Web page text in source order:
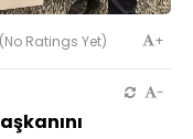
(No Ratings Yet) +
-